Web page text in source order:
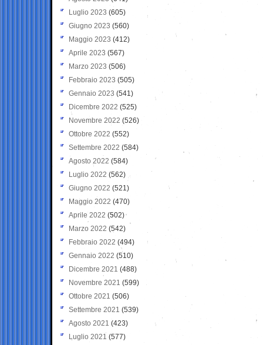
Luglio 2023 (605)
Giugno 2023 (560)
Maggio 2023 (412)
Aprile 2023 (567)
Marzo 2023 (506)
Febbraio 2023 (505)
Gennaio 2023 (541)
Dicembre 2022 (525)
Novembre 2022 (526)
Ottobre 2022 (552)
Settembre 2022 (584)
Agosto 2022 (584)
Luglio 2022 (562)
Giugno 2022 (521)
Maggio 2022 (470)
Aprile 2022 (502)
Marzo 2022 (542)
Febbraio 2022 (494)
Gennaio 2022 (510)
Dicembre 2021 (488)
Novembre 2021 (599)
Ottobre 2021 (506)
Settembre 2021 (539)
Agosto 2021 (423)
Luglio 2021 (577)